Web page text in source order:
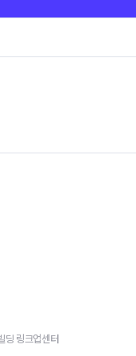
딩 링크업센터